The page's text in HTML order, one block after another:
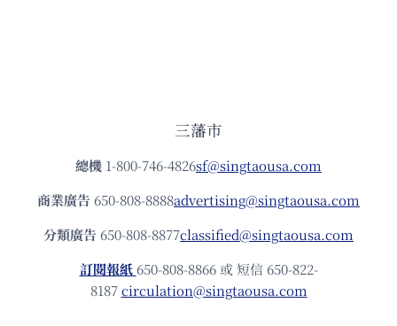
三藩市
總機 1-800-746-4826sf@singtaousa.com
商業廣告 650-808-8888advertising@singtaousa.com
分類廣告 650-808-8877classified@singtaousa.com
訂閱報紙 650-808-8866 或 短信 650-822-
8187circulation@singtaousa.com